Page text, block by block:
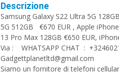
Descrizione
Samsung Galaxy S22 Ultra 5G
5G 512GB €670 EUR , Apple
13 Pro Max 128GB €650 EUR,
Via : WHATSAPP CHAT :
Gadgettplanetltd@gmail.com
Siamo un fornitore di telefoni